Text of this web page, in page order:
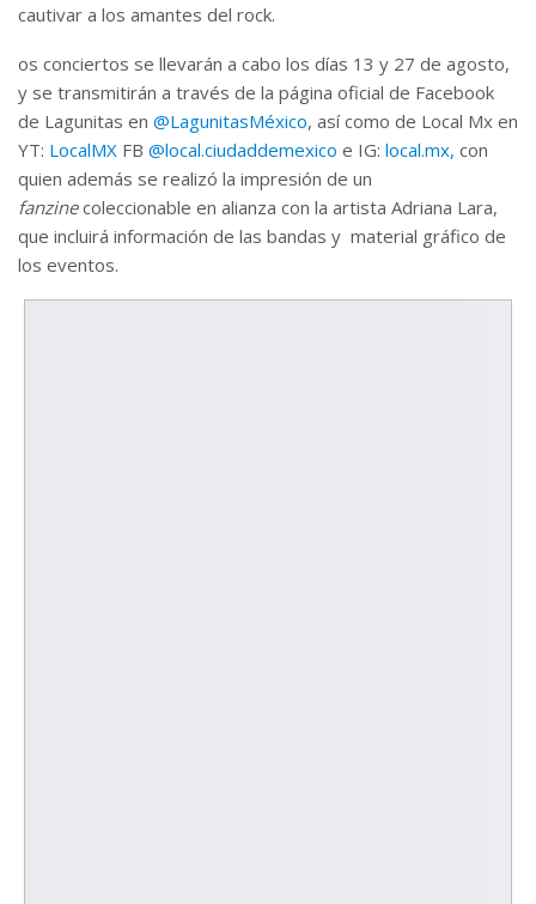
cautivar a los amantes del rock.
os conciertos se llevarán a cabo los días 13 y 27 de agosto,
y se transmitirán a través de la página oficial de Facebook
de Lagunitas en @LagunitasMéxico, así como de Local Mx en
YT: LocalMX FB @local.ciudaddemexico e IG: local.mx, con
quien además se realizó la impresión de un
fanzinecoleccionable en alianza con la artista Adriana Lara,
que incluirá información de las bandas y material gráfico de
los eventos.